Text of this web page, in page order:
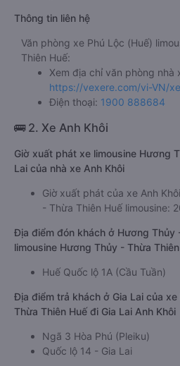
Thông tin liên hệ
Văn phòng xe Phú Lộc (Huế)
Thiên Huế:
Xem địa chỉ văn phòng nhà
https://vexere.com/vi-VN/
Điện thoại: 1900 888684
🚌 2. Xe Anh Khôi
Giờ xuất phát xe limousine Hương
Lai của nhà xe Anh Khôi
Giờ xuất phát của xe Anh
- Thừa Thiên Huế limousine:
Địa điểm đón khách ở Hương Thủy
limousine Hương Thủy - Thừa
Huế Quốc lộ 1A (Cầu Tuần)
Địa điểm trả khách ở Gia Lai của
Thừa Thiên Huế đi Gia Lai Anh Khôi
Ngã 3 Hòa Phú (Pleiku)
Quốc lộ 14 - Gia Lai